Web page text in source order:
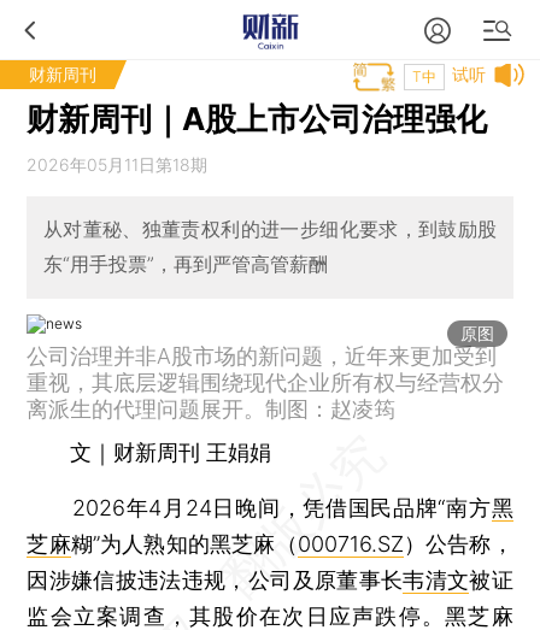
财新周刊 试听
T中
财新周刊｜A股上市公司治理强化
2026年05月11日第18期
从对董秘、独董责权利的进一步细化要求，到鼓励股
东“用手投票”，再到严管高管薪酬
原图
公司治理并非A股市场的新问题，近年来更加受到
重视，其底层逻辑围绕现代企业所有权与经营权分
离派生的代理问题展开。制图：赵凌筠
文｜财新周刊 王娟娟
2026年4月24日晚间，凭借国民品牌“南方黑
芝麻糊”为人熟知的黑芝麻（000716.SZ）公告称，
因涉嫌信披违法违规，公司及原董事长韦清文被证
监会立案调查，其股价在次日应声跌停。黑芝麻